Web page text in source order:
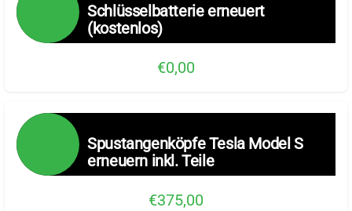
Schlüsselbatterie erneuert
(kostenlos)
€0,00
Spustangenköpfe Tesla Model S
erneuern inkl. Teile
€375,00